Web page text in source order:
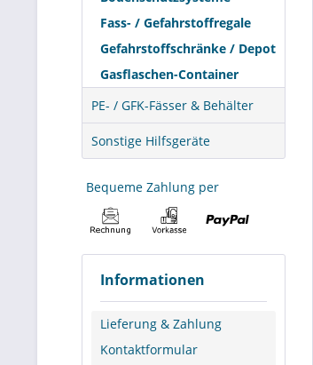
Fass- / Gefahrstoffregale
Gefahrstoffschränke / Depot
Gasflaschen-Container
PE- / GFK-Fässer & Behälter
Sonstige Hilfsgeräte
Bequeme Zahlung per
Informationen
Lieferung & Zahlung
Kontaktformular